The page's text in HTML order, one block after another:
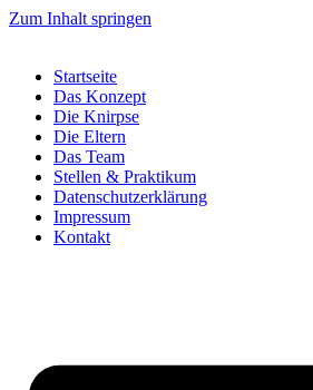
Zum Inhalt springen
Startseite
Das Konzept
Die Knirpse
Die Eltern
Das Team
Stellen & Praktikum
Datenschutzerklärung
Impressum
Kontakt